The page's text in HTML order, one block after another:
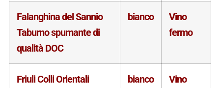
Falanghina del Sannio
Taburno spumante di
qualità DOC
bianco
Vino
fermo
Friuli Colli Orientali
bianco
Vino